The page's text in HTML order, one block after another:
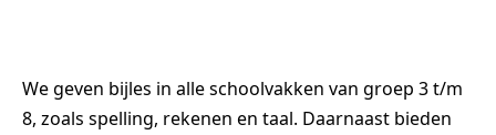
We geven bijles in alle schoolvakken van groep 3 t/m
8, zoals spelling, rekenen en taal. Daarnaast bieden